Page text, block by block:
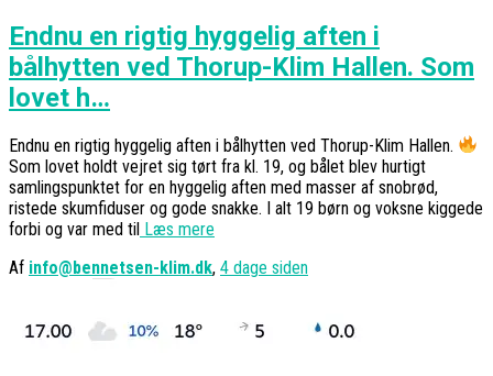
Endnu en rigtig hyggelig aften i
bålhytten ved Thorup-Klim Hallen. Som
lovet h…
Endnu en rigtig hyggelig aften i bålhytten ved Thorup-Klim Hallen.
Som lovet holdt vejret sig tørt fra kl. 19, og bålet blev hurtigt
samlingspunktet for en hyggelig aften med masser af snobrød,
ristede skumfiduser og gode snakke. I alt 19 børn og voksne kiggede
forbi og var med til Læs mere
Af info@bennetsen-klim.dk, 4 dage siden